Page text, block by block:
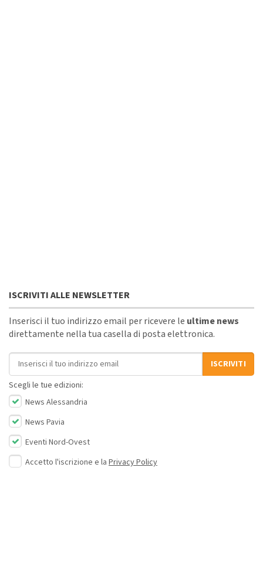
ISCRIVITI ALLE NEWSLETTER
Inserisci il tuo indirizzo email per ricevere le ultime news
direttamente nella tua casella di posta elettronica.
Indirizzo email
ISCRIVITI
Scegli le tue edizioni:
News Alessandria
News Pavia
Eventi Nord-Ovest
Accetto l'iscrizione e la Privacy Policy